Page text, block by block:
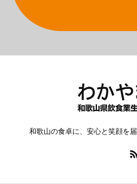
和歌山の食卓に、安心と笑顔を